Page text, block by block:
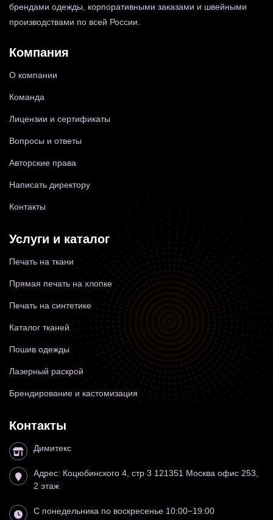
брендами одежды, корпоративными заказами и швейными
производствами по всей России.
Компания
О компании
Команда
Лицензии и сертификаты
Вопросы и ответы
Авторские права
Написать директору
Контакты
Услуги и каталог
Печать на ткани
Прямая печать на хлопке
Печать на синтетике
Каталог тканей
Пошив одежды
Лазерный раскрой
Брендирование и кастомизация
Контакты
Димитекс
Адрес: Коцюбинского 4, стр 3 121351 Москва офис 253,
2 этаж
С понедельника по воскресенье 10:00−19:00